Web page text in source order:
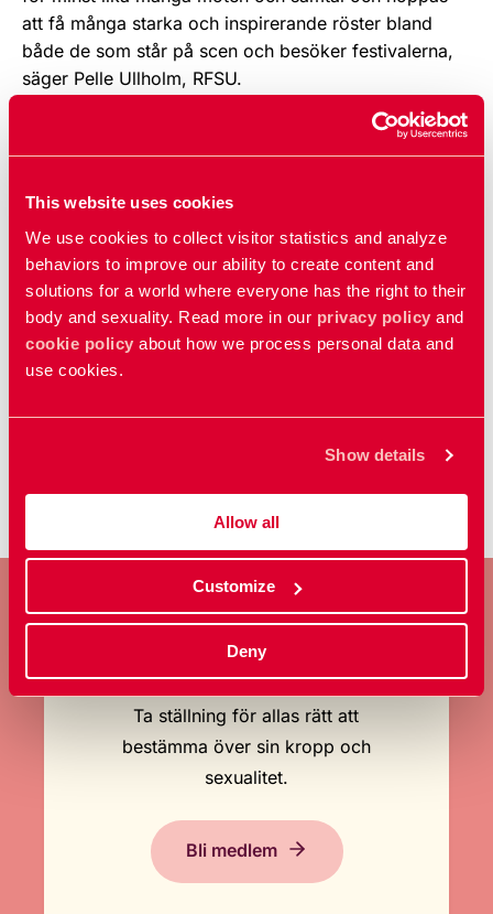
This website uses cookies
We use cookies to collect visitor statistics and analyze
behaviors to improve our ability to create content and
solutions for a world where everyone has the right to their
body and sexuality. Read more in our privacy policy and
cookie policy about how we process personal data and
use cookies.
Show details
Allow all
Customize
Deny
att få många starka och inspirerande röster bland
både de som står på scen och besöker festivalerna,
säger Pelle Ullholm, RFSU.
Relaterat
Dare to Care för tryggare festivaler
Kategorier
Nyhet
BLI MEDLEM
Ta ställning för allas rätt att
bestämma över sin kropp och
sexualitet.
Bli medlem